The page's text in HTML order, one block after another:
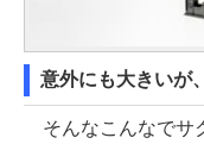
意外にも大きいが
そんなこんなでサ